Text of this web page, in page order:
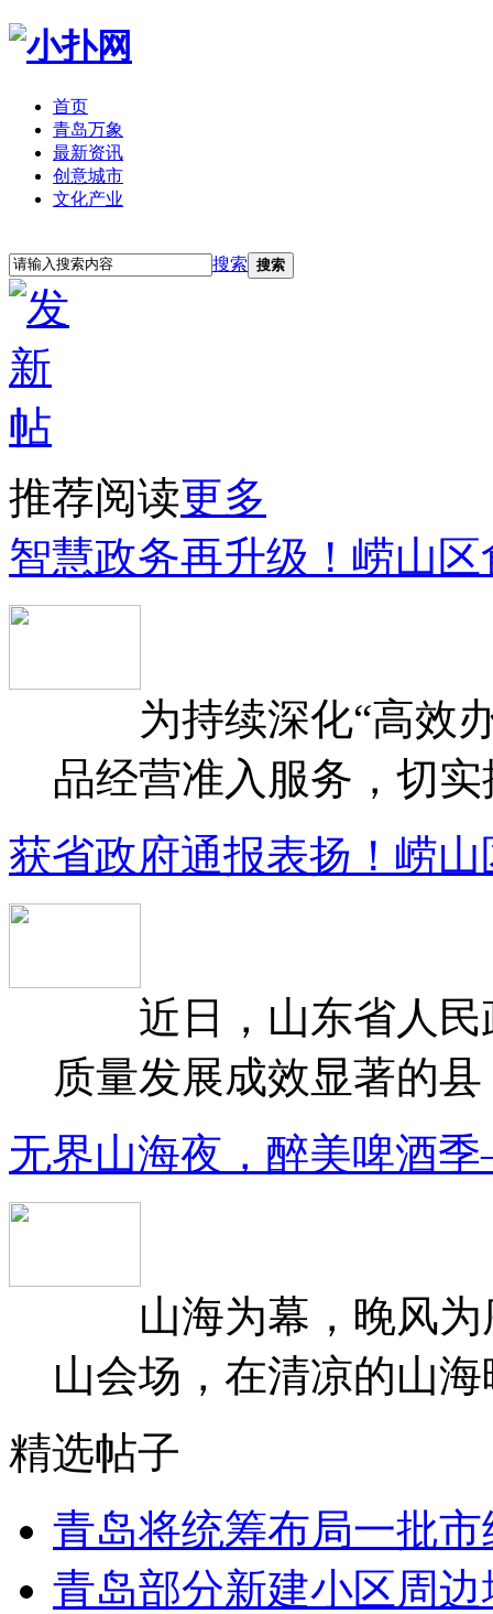
首页
青岛万象
最新资讯
创意城市
文化产业
搜索 搜索
推荐阅读更多
智慧政务再升级！崂山
为持续深化“高效办
品经营准入服务，切
获省政府通报表扬！崂
近日，山东省人民
质量发展成效显著的
无界山海夜，醉美啤酒
山海为幕，晚风为
山会场，在清凉的山
精选帖子
青岛将统筹布局一批市
青岛部分新建小区周